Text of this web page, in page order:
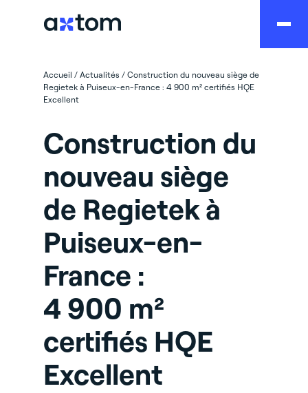
Accueil / Actualités / Construction du nouveau siège de
Regietek à Puiseux-en-France : 4 900 m² certifiés HQE
Excellent
Construction du
nouveau siège
de Regietek à
Puiseux-en-
France :
4 900 m²
certifiés HQE
Excellent